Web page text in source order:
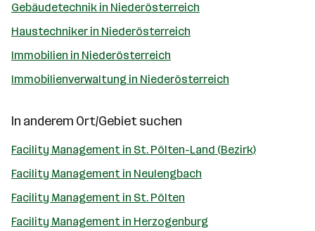
Gebäudetechnik in Niederösterreich
Haustechniker in Niederösterreich
Immobilien in Niederösterreich
Immobilienverwaltung in Niederösterreich
In anderem Ort/Gebiet suchen
Facility Management in St. Pölten-Land (Bezirk)
Facility Management in Neulengbach
Facility Management in St. Pölten
Facility Management in Herzogenburg